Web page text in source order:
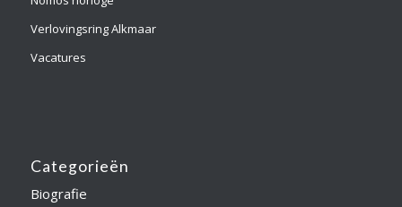
Verlovingsring Alkmaar
Vacatures
Categorieën
Biografie